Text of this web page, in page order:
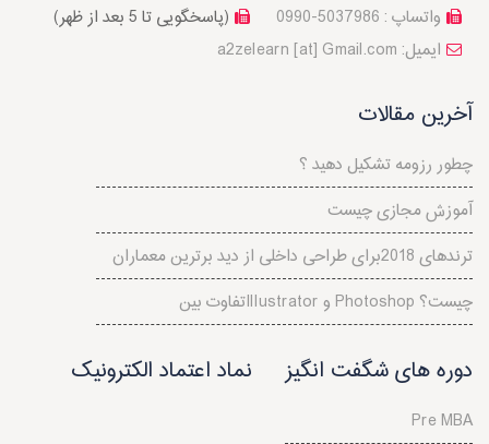
(پاسخگویی تا 5 بعد از ظهر)
واتساپ : 5037986-0990
a2zelearn [at] Gmail.com :ایمیل
آخرین مقالات
چطور رزومه تشکیل دهید ؟
آموزش مجازی چیست
ترندهای 2018برای طراحی داخلی از دید برترین معماران
تفاوت بینIllustrator و Photoshop چیست؟
دوره های شگفت انگیز
Pre MBA
نماد اعتماد الکترونیک